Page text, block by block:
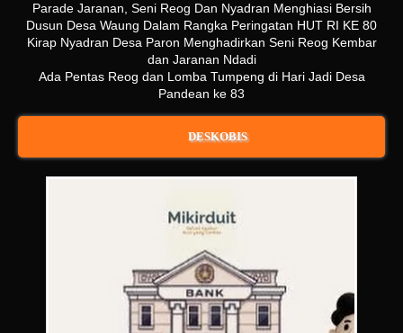
Parade Jaranan, Seni Reog Dan Nyadran Menghiasi Bersih
Dusun Desa Waung Dalam Rangka Peringatan HUT RI KE 80
Kirap Nyadran Desa Paron Menghadirkan Seni Reog Kembar
dan Jaranan Ndadi
Ada Pentas Reog dan Lomba Tumpeng di Hari Jadi Desa
Pandean ke 83
DESKOBIS